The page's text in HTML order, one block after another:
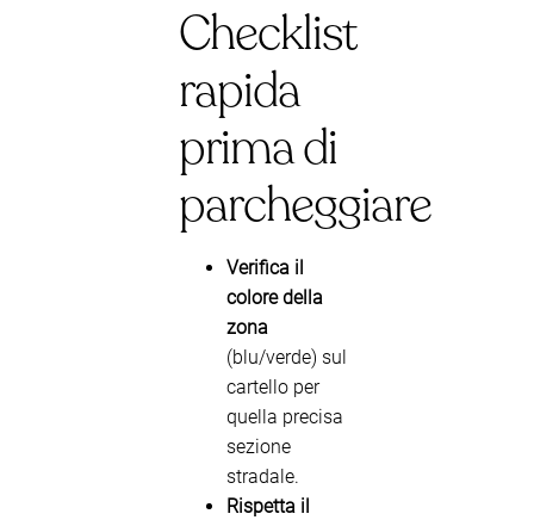
Checklist
rapida
prima di
parcheggiare
Verifica il
colore della
zona
(blu/verde) sul
cartello per
quella precisa
sezione
stradale.
Rispetta il